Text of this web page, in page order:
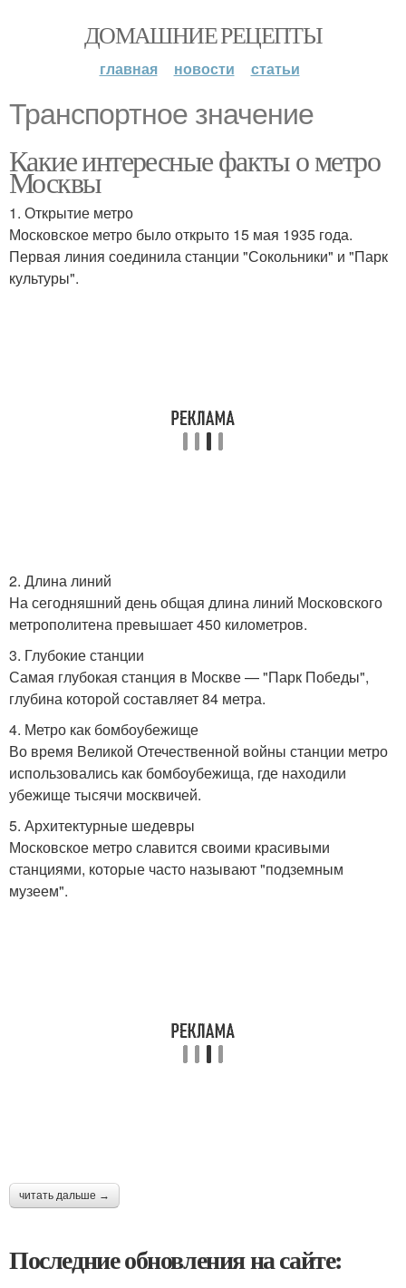
ДОМАШНИЕ РЕЦЕПТЫ
главная новости статьи
Транспортное значение
Какие интересные факты о метро
Москвы
1. Открытие метро
Московское метро было открыто 15 мая 1935 года.
Первая линия соединила станции "Сокольники" и "Парк
культуры".
2. Длина линий
На сегодняшний день общая длина линий Московского
метрополитена превышает 450 километров.
3. Глубокие станции
Самая глубокая станция в Москве — "Парк Победы",
глубина которой составляет 84 метра.
4. Метро как бомбоубежище
Во время Великой Отечественной войны станции метро
использовались как бомбоубежища, где находили
убежище тысячи москвичей.
5. Архитектурные шедевры
Московское метро славится своими красивыми
станциями, которые часто называют "подземным
музеем".
читать дальше →
Последние обновления на сайте: